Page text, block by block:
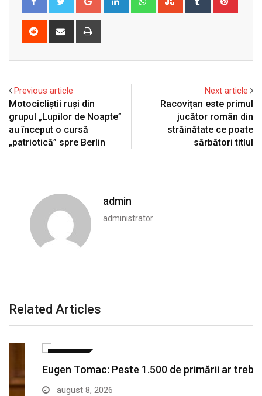
Reddit
Share
Previous article
Motocicliştii ruşi din
grupul „Lupilor de Noapte”
au început o cursă
„patriotică” spre Berlin
Next article
Racovițan este primul
jucător român din
străinătate ce poate
sărbători titlul
admin
administrator
Related Articles
Eugen Tomac: Peste 1.500 de primării ar trebui…
august 8, 2026